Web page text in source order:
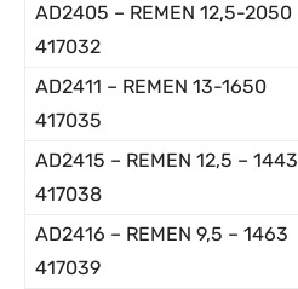
AD2405 – REMEN 12,5-2050
417032
AD2411 – REMEN 13-1650
417035
AD2415 – REMEN 12,5 – 1443
417038
AD2416 – REMEN 9,5 – 1463
417039